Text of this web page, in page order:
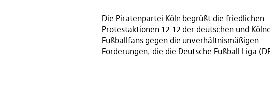
Die Piratenpartei Köln begrüßt die friedlichen
Protestaktionen 12:12 der deutschen und
Fußballfans gegen die unverhältnismäßigen
Forderungen, die die Deutsche Fußball Liga
…